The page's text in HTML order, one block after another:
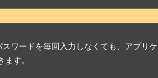
ワードを毎回入力しなくても、アプリ
す。